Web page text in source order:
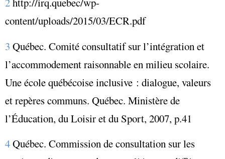
content/uploads/2015/03/ECR.pdf
3 Québec. Comité consultatif sur l’intégration et
l’accommodement raisonnable en milieu scolaire.
Une école québécoise inclusive : dialogue, valeurs
et repères communs. Québec. Ministère de
l’Éducation, du Loisir et du Sport, 2007, p.41
4Québec. Commission de consultation sur les